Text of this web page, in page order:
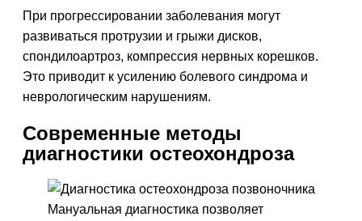
При прогрессировании заболевания могут
развиваться протрузии и грыжи дисков,
спондилоартроз, компрессия нервных корешков.
Это приводит к усилению болевого синдрома и
неврологическим нарушениям.
Современные методы
диагностики остеохондроза
Мануальная диагностика позволяет